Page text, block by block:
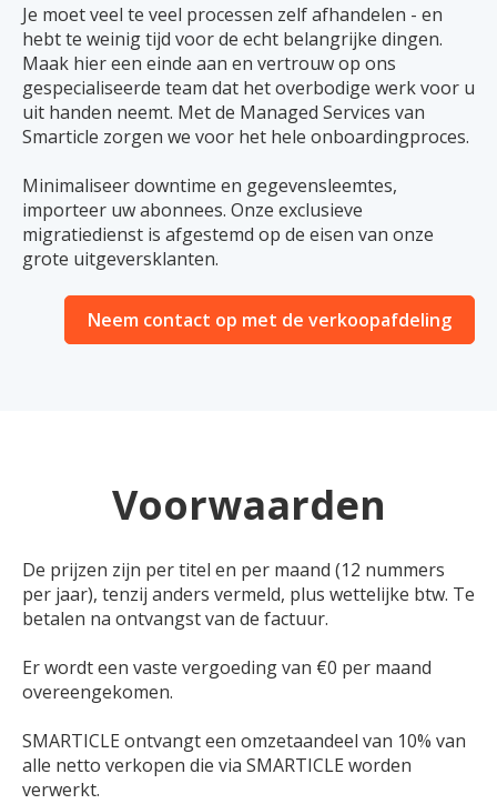
Je moet veel te veel processen zelf afhandelen - en
hebt te weinig tijd voor de echt belangrijke dingen.
Maak hier een einde aan en vertrouw op ons
gespecialiseerde team dat het overbodige werk voor u
uit handen neemt. Met de Managed Services van
Smarticle zorgen we voor het hele onboardingproces.
Minimaliseer downtime en gegevensleemtes,
importeer uw abonnees. Onze exclusieve
migratiedienst is afgestemd op de eisen van onze
grote uitgeversklanten.
Neem contact op met de verkoopafdeling
Voorwaarden
De prijzen zijn per titel en per maand (12 nummers
per jaar), tenzij anders vermeld, plus wettelijke btw. Te
betalen na ontvangst van de factuur.
Er wordt een vaste vergoeding van €0 per maand
overeengekomen.
SMARTICLE ontvangt een omzetaandeel van 10% van
alle netto verkopen die via SMARTICLE worden
verwerkt.